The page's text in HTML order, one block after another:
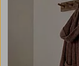
134/140